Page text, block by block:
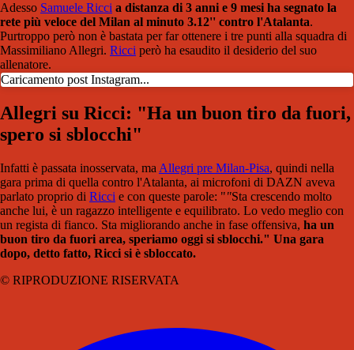
Adesso Samuele Ricci a distanza di 3 anni e 9 mesi ha segnato la
rete più veloce del Milan al minuto 3.12'' contro l'Atalanta.
Purtroppo però non è bastata per far ottenere i tre punti alla squadra di
Massimiliano Allegri. Ricci però ha esaudito il desiderio del suo
allenatore.
Caricamento post Instagram...
Allegri su Ricci: "Ha un buon tiro da fuori,
spero si sblocchi"
Infatti è passata inosservata, ma Allegri pre Milan-Pisa, quindi nella
gara prima di quella contro l'Atalanta, ai microfoni di DAZN aveva
parlato proprio di Ricci e con queste parole: ""Sta crescendo molto
anche lui, è un ragazzo intelligente e equilibrato. Lo vedo meglio con
un regista di fianco. Sta migliorando anche in fase offensiva, ha un
buon tiro da fuori area, speriamo oggi si sblocchi." Una gara
dopo, detto fatto, Ricci si è sbloccato.
© RIPRODUZIONE RISERVATA